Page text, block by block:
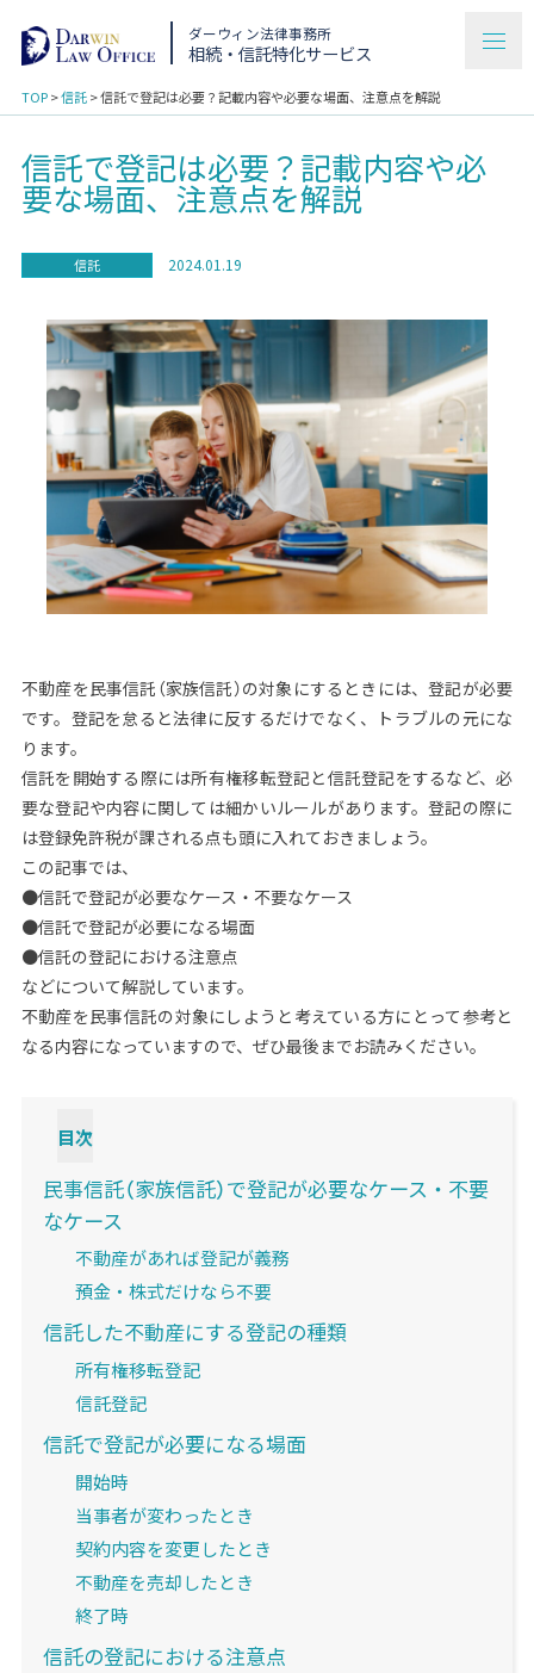
ダーウィン法律事務所
相続・信託特化サービス
TOP>信託>信託で登記は必要？記載内容や必要な場面、注意点を解説
信託で登記は必要？記載内容や必
要な場面、注意点を解説
信託 2024.01.19
不動産を民事信託（家族信託）の対象にするときには、登記が必要
です。登記を怠ると法律に反するだけでなく、トラブルの元にな
ります。
信託を開始する際には所有権移転登記と信託登記をするなど、必
要な登記や内容に関しては細かいルールがあります。登記の際に
は登録免許税が課される点も頭に入れておきましょう。
この記事では、
●信託で登記が必要なケース・不要なケース
●信託で登記が必要になる場面
●信託の登記における注意点
などについて解説しています。
不動産を民事信託の対象にしようと考えている方にとって参考と
なる内容になっていますので、ぜひ最後までお読みください。
目次
民事信託（家族信託）で登記が必要なケース・不要
なケース
不動産があれば登記が義務
預金・株式だけなら不要
信託した不動産にする登記の種類
所有権移転登記
信託登記
信託で登記が必要になる場面
開始時
当事者が変わったとき
契約内容を変更したとき
不動産を売却したとき
終了時
信託の登記における注意点